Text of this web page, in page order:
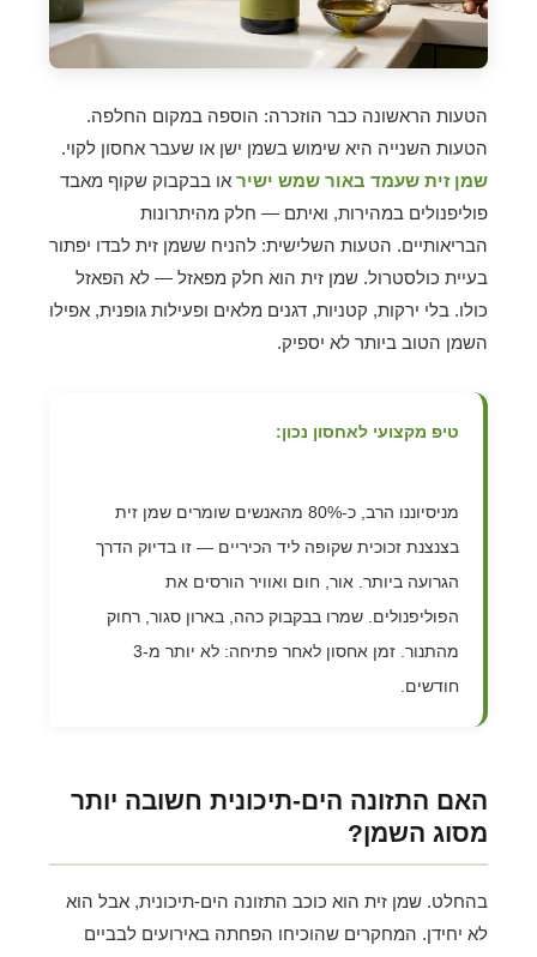
הטעות הראשונה כבר הוזכרה: הוספה במקום החלפה.
הטעות השנייה היא שימוש בשמן ישן או שעבר אחסון לקוי.
שמן זית שעמד באור שמש ישיראו בבקבוק שקוף מאבד
פוליפנולים במהירות, ואיתם — חלק מהיתרונות
הבריאותיים. הטעות השלישית: להניח ששמן זית לבדו יפתור
בעיית כולסטרול. שמן זית הוא חלק מפאזל — לא הפאזל
כולו. בלי ירקות, קטניות, דגנים מלאים ופעילות גופנית, אפילו
השמן הטוב ביותר לא יספיק.
טיפ מקצועי לאחסון נכון:
מניסיוננו הרב, כ-80% מהאנשים שומרים שמן זית
בצנצנת זכוכית שקופה ליד הכיריים — זו בדיוק הדרך
הגרועה ביותר. אור, חום ואוויר הורסים את
הפוליפנולים. שמרו בבקבוק כהה, בארון סגור, רחוק
מהתנור. זמן אחסון לאחר פתיחה: לא יותר מ-3
חודשים.
האם התזונה הים-תיכונית חשובה יותר
מסוג השמן?
בהחלט. שמן זית הוא כוכב התזונה הים-תיכונית, אבל הוא
לא יחידן. המחקרים שהוכיחו הפחתה באירועים לבביים